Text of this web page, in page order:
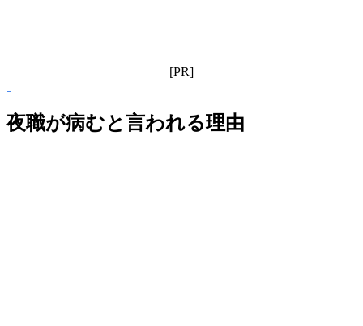
[PR]
夜職が病むと言われる理由